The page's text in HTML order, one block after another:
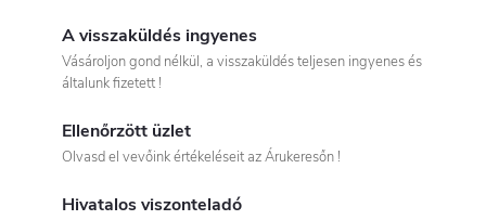
A visszaküldés ingyenes
Vásároljon gond nélkül, a visszaküldés teljesen ingyenes és
általunk fizetett !
Ellenőrzött üzlet
Olvasd el vevőink értékeléseit az Árukeresőn !
Hivatalos viszonteladó